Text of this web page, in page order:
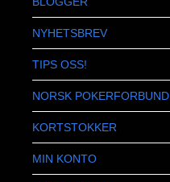
NYHETSBREV
TIPS OSS!
NORSK POKERFORBUND
KORTSTOKKER
MIN KONTO